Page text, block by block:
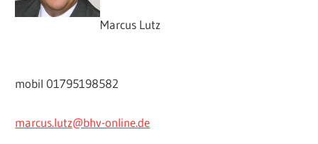
Marcus Lutz
mobil 01795198582
marcus.lutz@bhv-online.de